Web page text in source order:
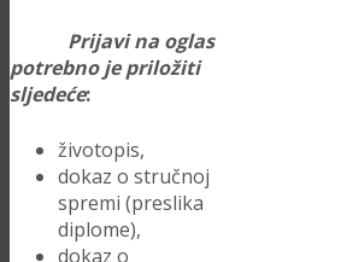
Prijavi na oglas
potrebno je priložiti
sljedeće:
životopis,
dokaz o stručnoj
spremi (preslika
diplome),
dokaz o